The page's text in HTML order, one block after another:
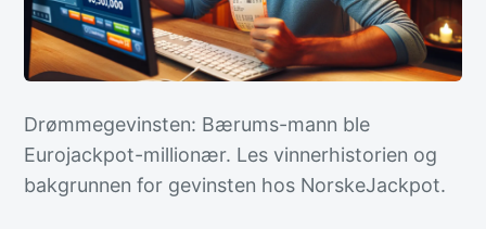
Drømmegevinsten: Bærums-mann ble
Eurojackpot-millionær. Les vinnerhistorien og
bakgrunnen for gevinsten hos NorskeJackpot.